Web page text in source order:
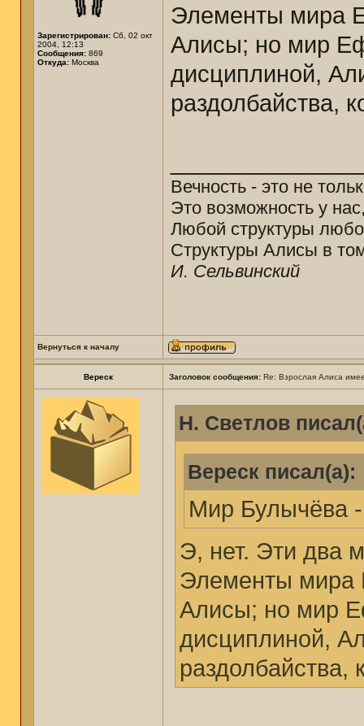
Зарегистрирован: Сб, 02 окт
2004, 12:13
Сообщения: 869
Откуда: Москва
Элементы мира
Алисы; но мир
дисциплиной,
раздолбайства,
Вечность - это не
Это возможность у
Любой структуры
Структуры Алисы в
И. Сельвинский
Вернуться к началу
Вереск Заголовок сообщения: Re: Взрослая Алиса
Н. Светлов
Вереск писал(а):
Мир Булычёва
Э, нет. Эти два
Элементы мира
Алисы; но мир
дисциплиной,
раздолбайства,